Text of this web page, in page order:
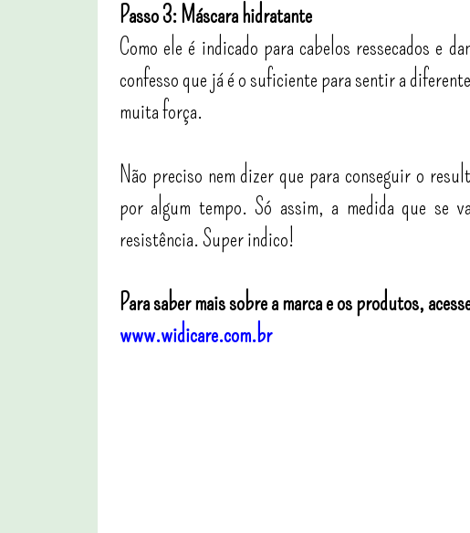
Passo 3: Máscara hidratante
Como ele é indicado para cabelos ressecados e
confesso que já é o suficiente para sentir a
muita força.
Não preciso nem dizer que para conseguir o
por algum tempo. Só assim, a medida que se
resistência. Super indico!
Para saber mais sobre a marca e os produtos,
www.widicare.com.br